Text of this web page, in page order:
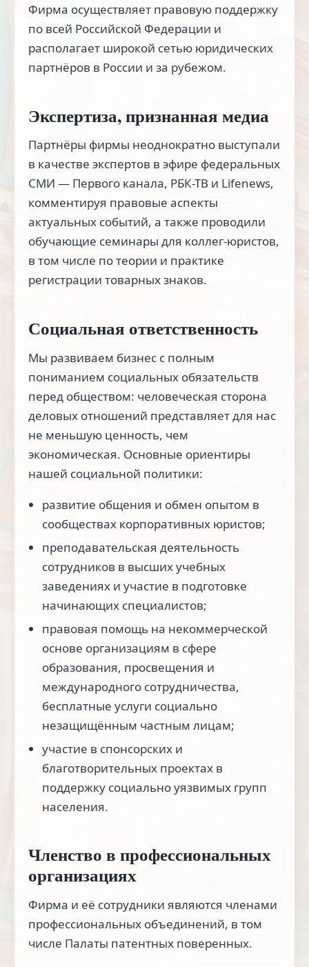
Фирма осуществляет правовую поддержку
по всей Российской Федерации и
располагает широкой сетью юридических
партнёров в России и за рубежом.
Экспертиза, признанная медиа
Партнёры фирмы неоднократно выступали
в качестве экспертов в эфире федеральных
СМИ — Первого канала, РБК-ТВ и Lifenews,
комментируя правовые аспекты
актуальных событий, а также проводили
обучающие семинары для коллег-юристов,
в том числе по теории и практике
регистрации товарных знаков.
Социальная ответственность
Мы развиваем бизнес с полным
пониманием социальных обязательств
перед обществом: человеческая сторона
деловых отношений представляет для нас
не меньшую ценность, чем
экономическая. Основные ориентиры
нашей социальной политики:
развитие общения и обмен опытом в
сообществах корпоративных юристов;
преподавательская деятельность
сотрудников в высших учебных
заведениях и участие в подготовке
начинающих специалистов;
правовая помощь на некоммерческой
основе организациям в сфере
образования, просвещения и
международного сотрудничества,
бесплатные услуги социально
незащищённым частным лицам;
участие в спонсорских и
благотворительных проектах в
поддержку социально уязвимых групп
населения.
Членство в профессиональных
организациях
Фирма и её сотрудники являются членами
профессиональных объединений, в том
числе Палаты патентных поверенных.